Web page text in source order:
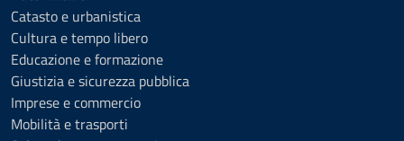
Catasto e urbanistica
Cultura e tempo libero
Educazione e formazione
Giustizia e sicurezza pubblica
Imprese e commercio
Mobilità e trasporti